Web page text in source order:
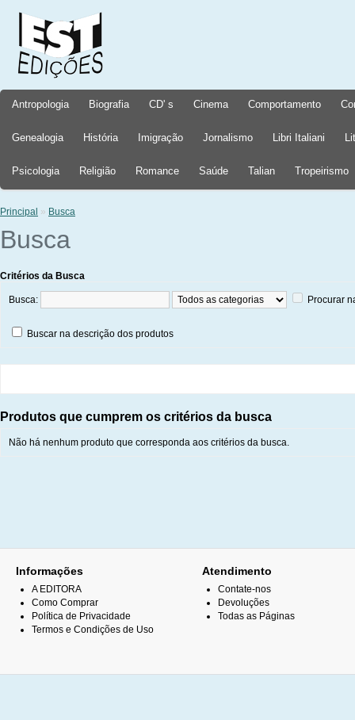
Antropologia Biografia CD' s Cinema Comportamento
Genealogia História Imigração Jornalismo Libri Italiani
Psicologia Religião Romance Saúde Talian Tropeirismo
Principal » Busca
Busca
Critérios da Busca
Busca: Procurar
Buscar na descrição dos produtos
Produtos que cumprem os critérios da busca
Não há nenhum produto que corresponda aos critérios da busca.
Informações
A EDITORA
Como Comprar
Política de Privacidade
Termos e Condições de Uso
Atendimento
Contate-nos
Devoluções
Todas as Páginas